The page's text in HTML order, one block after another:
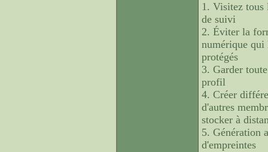
1. Visitez tous
de suivi
2. Éviter la
numérique qui
protégés
3. Garder
profil
4. Créer
d'autres
stocker à
5. Génération
d'empreintes